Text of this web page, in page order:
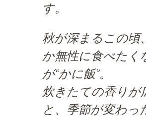
す。
秋が深まるこの頃
か無性に食べたく
が“かに飯”。
炊きたての香りが
と、季節が変わっ